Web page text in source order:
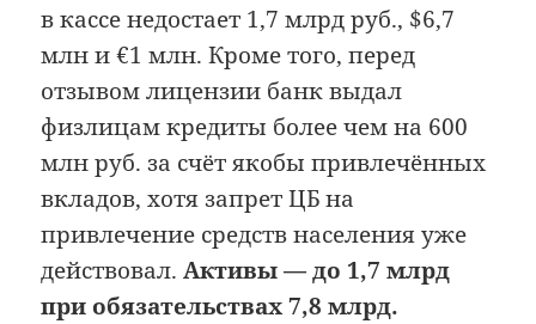
в кассе недостает 1,7 млрд руб., $6,7
млн и €1 млн. Кроме того, перед
отзывом лицензии банк выдал
физлицам кредиты более чем на 600
млн руб. за счёт якобы привлечённых
вкладов, хотя запрет ЦБ на
привлечение средств населения уже
действовал.Активы — до 1,7 млрд
при обязательствах 7,8 млрд.